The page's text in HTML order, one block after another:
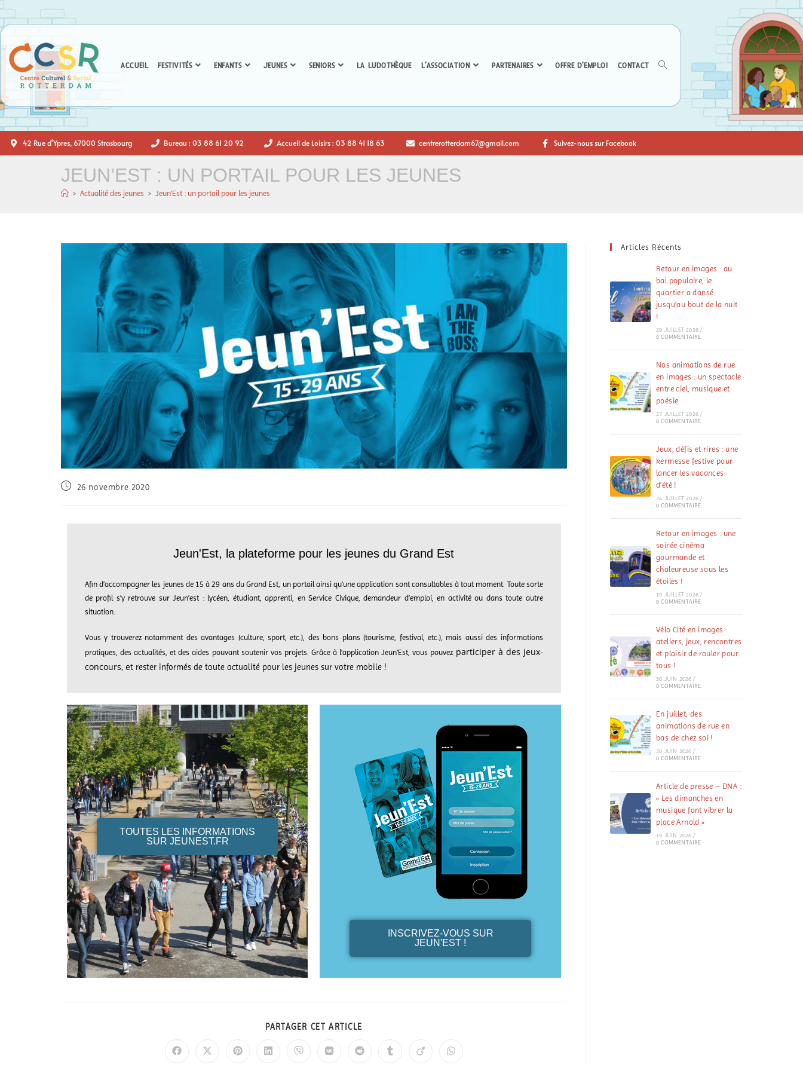
ACCUEIL FESTIVITÉS ENFANTS JEUNES SENIORS LA LUDOTHÈQUE L’ASSOCIATION PARTENAIRES OFFRE D’EMPLOI CONTACT
42 Rue d'Ypres, 67000 Strasbourg Bureau : 03 88 61 20 92 Accueil de Loisirs : 03 88 41 18 63 centrerotterdam67@gmail.com Suivez-nous sur Facebook
JEUN’EST : UN PORTAIL POUR LES JEUNES
> Actualité des jeunes > Jeun’Est : un portail pour les jeunes
26 novembre 2020
Jeun'Est, la plateforme pour les jeunes du Grand Est
Afin d’accompagner les jeunes de 15 à 29 ans du Grand Est, un portail ainsi qu’une application sont consultables à tout moment. Toute sorte
de profil s’y retrouve sur Jeun’est : lycéen, étudiant, apprenti, en Service Civique, demandeur d’emploi, en activité ou dans toute autre
situation.
Vous y trouverez notamment des avantages (culture, sport, etc.), des bons plans (tourisme, festival, etc.), mais aussi des informations
pratiques, des actualités, et des aides pouvant soutenir vos projets. Grâce à l’application Jeun’Est, vous pouvez participer à des jeux-
concours, et rester informés de toute actualité pour les jeunes sur votre mobile !
TOUTES LES INFORMATIONS
SUR JEUNEST.FR
INSCRIVEZ-VOUS SUR
JEUN'EST !
PARTAGER CET ARTICLE
Articles Récents
Retour en images : au
bal populaire, le
quartier a dansé
jusqu’au bout de la nuit
!
29 JUILLET 2026 /
0 COMMENTAIRE
Nos animations de rue
en images : un spectacle
entre ciel, musique et
poésie
27 JUILLET 2026 /
0 COMMENTAIRE
Jeux, défis et rires : une
kermesse festive pour
lancer les vacances
d’été !
24 JUILLET 2026 /
0 COMMENTAIRE
Retour en images : une
soirée cinéma
gourmande et
chaleureuse sous les
étoiles !
10 JUILLET 2026 /
0 COMMENTAIRE
Vélo Cité en images :
ateliers, jeux, rencontres
et plaisir de rouler pour
tous !
30 JUIN 2026 /
0 COMMENTAIRE
En juillet, des
animations de rue en
bas de chez soi !
30 JUIN 2026 /
0 COMMENTAIRE
Article de presse – DNA :
« Les dimanches en
musique font vibrer la
place Arnold »
19 JUIN 2026 /
0 COMMENTAIRE